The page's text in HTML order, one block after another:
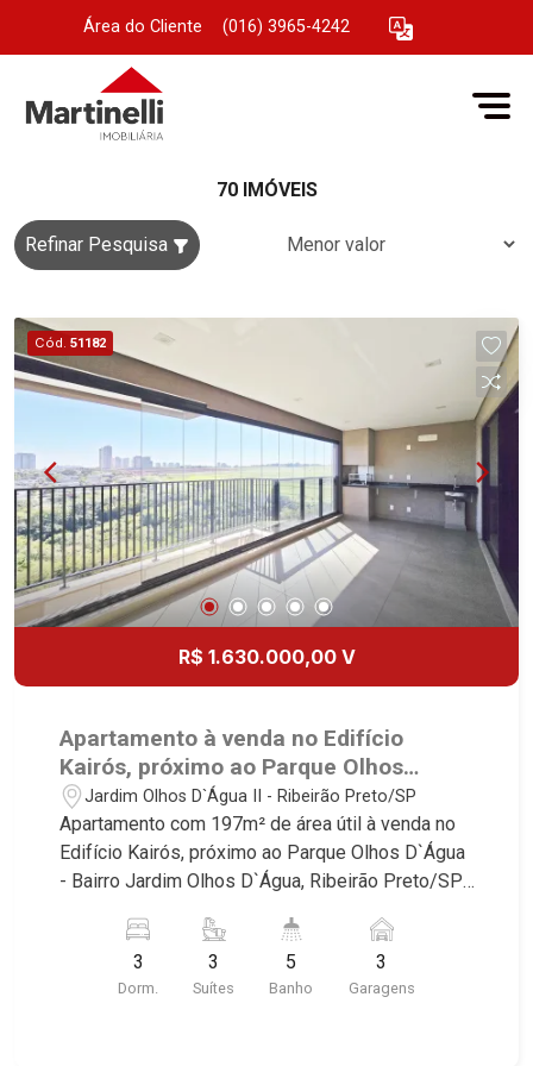
Área do Cliente (016) 3965-4242
70 IMÓVEIS
Refinar Pesquisa
Cód. 51182
R$ 1.630.000,00 V
Apartamento à venda no Edifício
Kairós, próximo ao Parque Olhos
D`Água - Ribeirão Preto/SP.
Jardim Olhos D`Água II - Ribeirão Preto/SP
Apartamento com 197m² de área útil à venda no
Edifício Kairós, próximo ao Parque Olhos D`Água
- Bairro Jardim Olhos D`Água, Ribeirão Preto/SP.
Martinelli Imobiliária selecionou para você: -
197m² de área útil - 3 suítes - Sala 2 ambientes -
Lavabo - Copa - Cozinha - Área de serviço -
3
Dorm.
3
Suítes
5
Banho
3
Garagens